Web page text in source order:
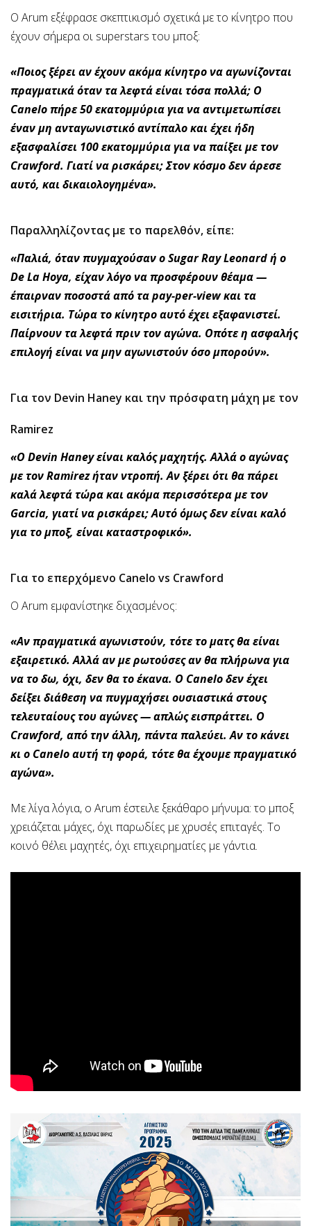
Ο Arum εξέφρασε σκεπτικισμό σχετικά με το κίνητρο που
έχουν σήμερα οι superstars του μποξ:
«Ποιος ξέρει αν έχουν ακόμα κίνητρο να αγωνίζονται
πραγματικά όταν τα λεφτά είναι τόσα πολλά; Ο
Canelo πήρε 50 εκατομμύρια για να αντιμετωπίσει
έναν μη ανταγωνιστικό αντίπαλο και έχει ήδη
εξασφαλίσει 100 εκατομμύρια για να παίξει με τον
Crawford. Γιατί να ρισκάρει; Στον κόσμο δεν άρεσε
αυτό, και δικαιολογημένα».
Παραλληλίζοντας με το παρελθόν, είπε:
«Παλιά, όταν πυγμαχούσαν ο Sugar Ray Leonard ή ο
De La Hoya, είχαν λόγο να προσφέρουν θέαμα —
έπαιρναν ποσοστά από τα pay-per-view και τα
εισιτήρια. Τώρα το κίνητρο αυτό έχει εξαφανιστεί.
Παίρνουν τα λεφτά πριν τον αγώνα. Οπότε η ασφαλής
επιλογή είναι να μην αγωνιστούν όσο μπορούν».
Για τον Devin Haney και την πρόσφατη μάχη με τον
Ramirez
«Ο Devin Haney είναι καλός μαχητής. Αλλά ο αγώνας
με τον Ramirez ήταν ντροπή. Αν ξέρει ότι θα πάρει
καλά λεφτά τώρα και ακόμα περισσότερα με τον
Garcia, γιατί να ρισκάρει; Αυτό όμως δεν είναι καλό
για το μποξ, είναι καταστροφικό».
Για το επερχόμενο Canelo vs Crawford
Ο Arum εμφανίστηκε διχασμένος:
«Αν πραγματικά αγωνιστούν, τότε το ματς θα είναι
εξαιρετικό. Αλλά αν με ρωτούσες αν θα πλήρωνα για
να το δω, όχι, δεν θα το έκανα. Ο Canelo δεν έχει
δείξει διάθεση να πυγμαχήσει ουσιαστικά στους
τελευταίους του αγώνες — απλώς εισπράττει. Ο
Crawford, από την άλλη, πάντα παλεύει. Αν το κάνει
κι ο Canelo αυτή τη φορά, τότε θα έχουμε πραγματικό
αγώνα».
Με λίγα λόγια, ο Arum έστειλε ξεκάθαρο μήνυμα: το μποξ
χρειάζεται μάχες, όχι παρωδίες με χρυσές επιταγές. Το
κοινό θέλει μαχητές, όχι επιχειρηματίες με γάντια.